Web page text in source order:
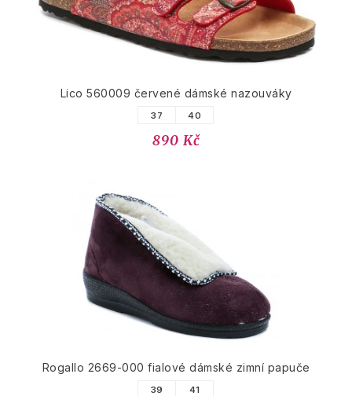
Lico 560009 červené dámské nazouváky
37 40
890 Kč
Rogallo 2669-000 fialové dámské zimní papuče
39 41